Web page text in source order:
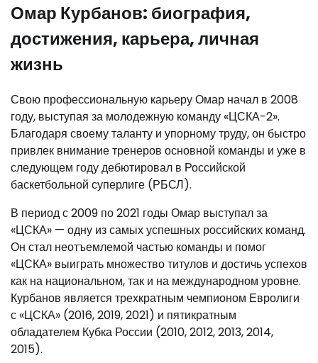
Омар Курбанов: биография,
достижения, карьера, личная
жизнь
Свою профессиональную карьеру Омар начал в 2008
году, выступая за молодежную команду «ЦСКА-2».
Благодаря своему таланту и упорному труду, он быстро
привлек внимание тренеров основной команды и уже в
следующем году дебютировал в Российской
баскетбольной суперлиге (РБСЛ).
В период с 2009 по 2021 годы Омар выступал за
«ЦСКА» — одну из самых успешных российских команд.
Он стал неотъемлемой частью команды и помог
«ЦСКА» выиграть множество титулов и достичь успехов
как на национальном, так и на международном уровне.
Курбанов является трехкратным чемпионом Евролиги
с «ЦСКА» (2016, 2019, 2021) и пятикратным
обладателем Кубка России (2010, 2012, 2013, 2014,
2015).